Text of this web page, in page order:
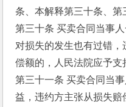
条、本解释第三十条、第
第三十条 买卖合同当事
对损失的发生也有过错
偿额的，人民法院应予支
第三十一条 买卖合同当
益，违约方主张从损失赔